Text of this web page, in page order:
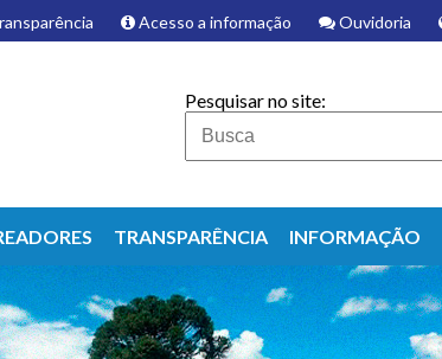
Acesso a informação Ouvidoria
Pesquisar no site:
TRANSPARÊNCIA INFORMAÇÃO